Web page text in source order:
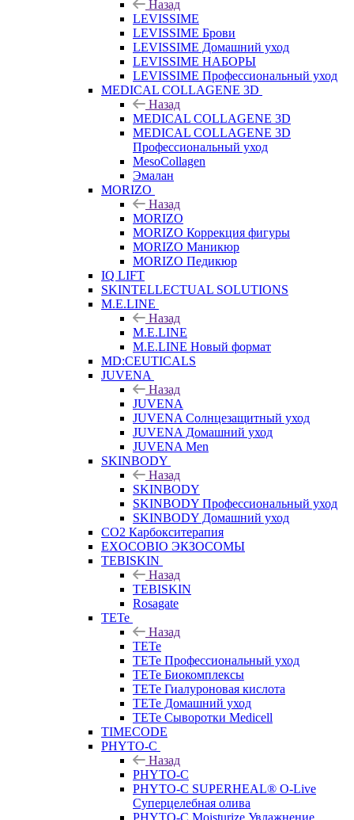
Назад
LEVISSIME
LEVISSIME Брови
LEVISSIME Домашний уход
LEVISSIME НАБОРЫ
LEVISSIME Профессиональный уход
MEDICAL COLLAGENE 3D
Назад
MEDICAL COLLAGENE 3D
MEDICAL COLLAGENE 3D
Профессиональный уход
MesoCollagen
Эмалан
MORIZO
Назад
MORIZO
MORIZO Коррекция фигуры
MORIZO Маникюр
MORIZO Педикюр
IQ LIFT
SKINTELLECTUAL SOLUTIONS
M.E.LINE
Назад
M.E.LINE
M.E.LINE Новый формат
MD:CEUTICALS
JUVENA
Назад
JUVENA
JUVENA Солнцезащитный уход
JUVENA Домашний уход
JUVENA Men
SKINBODY
Назад
SKINBODY
SKINBODY Профессиональный уход
SKINBODY Домашний уход
CO2 Карбокситерапия
EXOCOBIO ЭКЗОСОМЫ
TEBISKIN
Назад
TEBISKIN
Rosagate
TETe
Назад
TETe
TETe Профессиональный уход
TETe Биокомплексы
TETe Гиалуроновая кислота
TETe Домашний уход
TETe Сыворотки Medicell
TIMECODE
PHYTO-C
Назад
PHYTO-C
PHYTO-C SUPERHEAL® O-Live
Суперцелебная олива
PHYTO-C Moisturize Увлажнение